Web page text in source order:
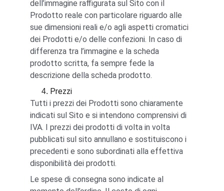
dell’immagine raffigurata sul Sito con il
Prodotto reale con particolare riguardo alle
sue dimensioni reali e/o agli aspetti cromatici
dei Prodotti e/o delle confezioni. In caso di
differenza tra l’immagine e la scheda
prodotto scritta, fa sempre fede la
descrizione della scheda prodotto.
Prezzi
Tutti i prezzi dei Prodotti sono chiaramente
indicati sul Sito e si intendono comprensivi di
IVA. I prezzi dei prodotti di volta in volta
pubblicati sul sito annullano e sostituiscono i
precedenti e sono subordinati alla effettiva
disponibilità dei prodotti.
Le spese di consegna sono indicate al